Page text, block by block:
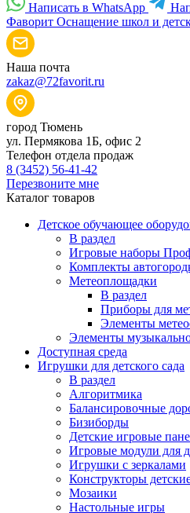
Написать в WhatsApp
Фаворит Оснащение школ и
Наша почта
zakaz@72favorit.ru
город Тюмень
ул. Пермякова 1Б, офис 2
Телефон отдела продаж
8 (3452) 56-41-42
Перезвоните мне
Каталог товаров
Детское обучающее
В раздел
Игровые наборы
Комплекты
Метеоплощадки
В раздел
Приборы для
Элементы
Элементы
Доступная среда
Игрушки для детского сада
В раздел
Алгоритмика
Балансировочные
Бизиборды
Детские игровые
Игровые модули для
Игрушки с зеркалами
Конструкторы
Мозаики
Настольные игры